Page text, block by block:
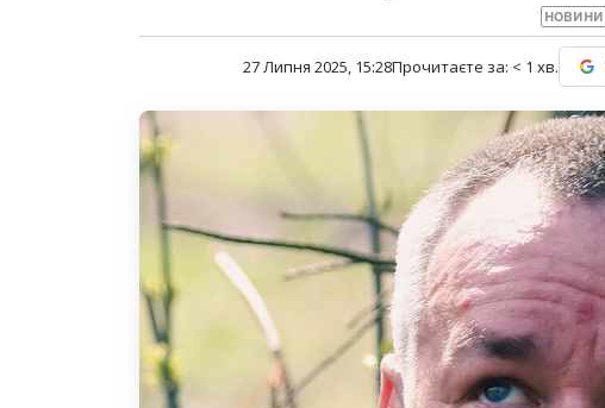
НОВИНИ
27 Липня 2025, 15:28Прочитаєте за: < 1 хв.